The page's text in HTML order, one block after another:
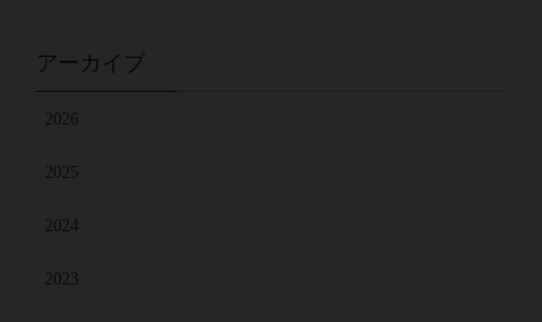
アーカイブ
2026
2025
2024
2023